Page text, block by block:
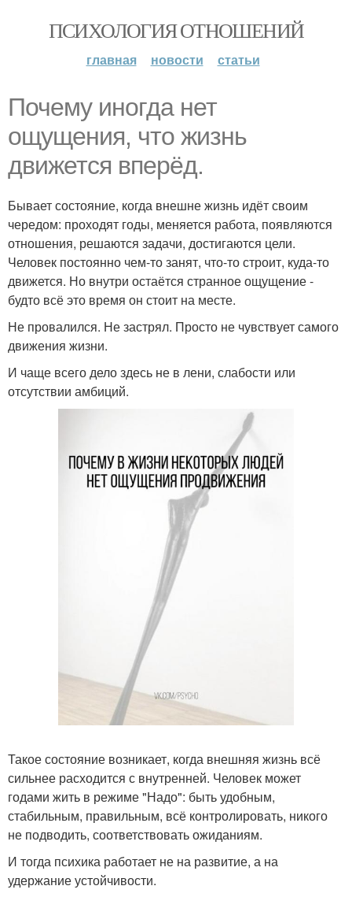
ПСИХОЛОГИЯ ОТНОШЕНИЙ
главная новости статьи
Почему иногда нет
ощущения, что жизнь
движется вперёд.
Бывает состояние, когда внешне жизнь идёт своим
чередом: проходят годы, меняется работа, появляются
отношения, решаются задачи, достигаются цели.
Человек постоянно чем-то занят, что-то строит, куда-то
движется. Но внутри остаётся странное ощущение -
будто всё это время он стоит на месте.
Не провалился. Не застрял. Просто не чувствует самого
движения жизни.
И чаще всего дело здесь не в лени, слабости или
отсутствии амбиций.
Такое состояние возникает, когда внешняя жизнь всё
сильнее расходится с внутренней. Человек может
годами жить в режиме "Надо": быть удобным,
стабильным, правильным, всё контролировать, никого
не подводить, соответствовать ожиданиям.
И тогда психика работает не на развитие, а на
удержание устойчивости.